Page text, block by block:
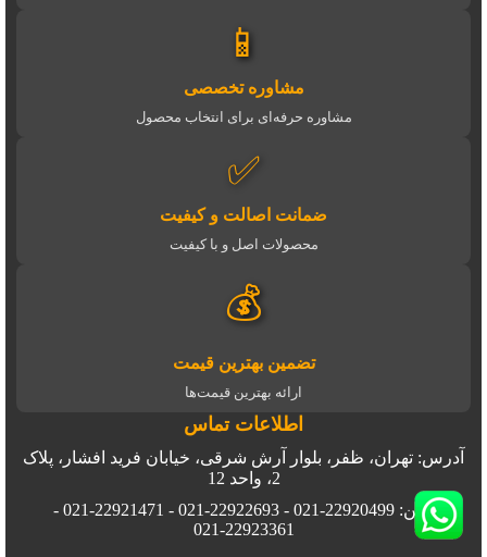
📱
مشاوره تخصصی
مشاوره حرفه‌ای برای انتخاب محصول
✅
ضمانت اصالت و کیفیت
محصولات اصل و با کیفیت
💰
تضمین بهترین قیمت
ارائه بهترین قیمت‌ها
اطلاعات تماس
آدرس: تهران، ظفر، بلوار آرش شرقی، خیابان فرید افشار، پلاک
2، واحد 12
تلفن: 22920499-021 - 22922693-021 - 22921471-021 -
22923361-021